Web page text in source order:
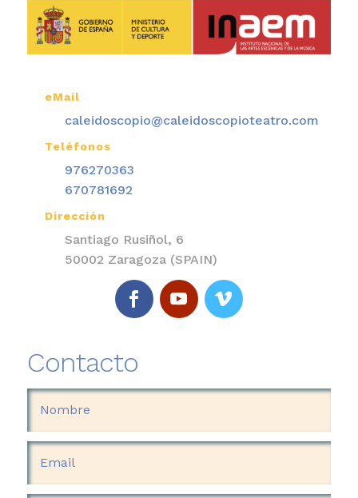
eMail
caleidoscopio@caleidoscopioteatro.com
Teléfonos
976270363
670781692
Dirección
Santiago Rusiñol, 6
50002 Zaragoza (SPAIN)
Contacto